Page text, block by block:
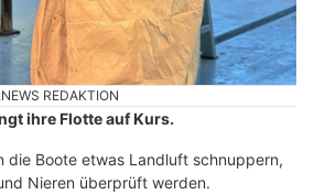
REDAKTION
ihre Flotte auf Kurs.
die Boote etwas Landluft schnuppern,
Nieren überprüft werden.